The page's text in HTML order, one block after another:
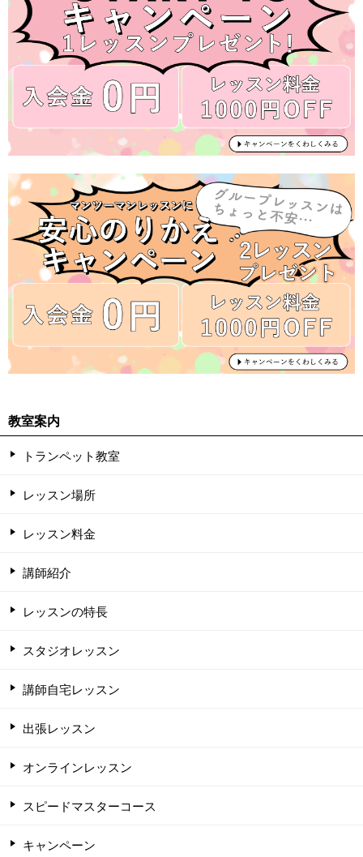
教室案内
トランペット教室
レッスン場所
レッスン料金
講師紹介
レッスンの特長
スタジオレッスン
講師自宅レッスン
出張レッスン
オンラインレッスン
スピードマスターコース
キャンペーン